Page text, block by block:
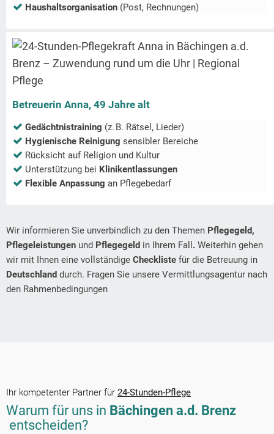
Haushaltsorganisation (Post, Rechnungen)
Betreuerin Anna, 49 Jahre alt
Gedächtnistraining (z. B. Rätsel, Lieder)
Hygienische Reinigung sensibler Bereiche
Rücksicht auf Religion und Kultur
Unterstützung bei Klinikentlassungen
Flexible Anpassung an Pflegebedarf
Wir informieren Sie unverbindlich zu den Themen Pflegegeld,
Pflegeleistungen und Pflegegeld in Ihrem Fall . Weiterhin gehen
wir mit Ihnen eine vollständige Checkliste für die Betreuung in
Deutschland durch. Fragen Sie unsere Vermittlungsagentur nach
den Rahmenbedingungen
Ihr kompetenter Partner für 24-Stunden-Pflege
Warum für uns in Bächingen a.d. Brenz
entscheiden?